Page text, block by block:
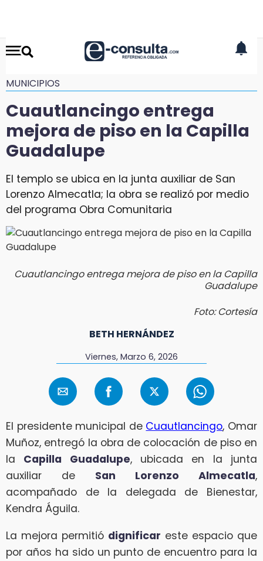
MUNICIPIOS
Cuautlancingo entrega
mejora de piso en la Capilla
Guadalupe
El templo se ubica en la junta auxiliar de San
Lorenzo Almecatla; la obra se realizó por medio
del programa Obra Comunitaria
Cuautlancingo entrega mejora de piso en la Capilla
Guadalupe
Foto: Cortesía
BETH HERNÁNDEZ
Viernes, Marzo 6, 2026
El presidente municipal de Cuautlancingo, Omar
Muñoz, entregó la obra de colocación de piso en
la Capilla Guadalupe, ubicada en la junta
auxiliar de San Lorenzo Almecatla,
acompañado de la delegada de Bienestar,
Kendra Águila.
La mejora permitió dignificar este espacio que
por años ha sido un punto de encuentro para la